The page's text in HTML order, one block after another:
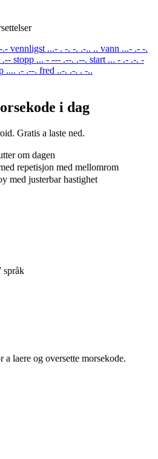
.- vennligst ...- . -. -. .-.. .. vann ...- .- -.
.-- stopp ... - --- .--. .--. start ... - .- .-. -
.... .- .--. fred ..-. .-. . -..
i dag
Gratis a laste ned.
om dagen
repetisjon med mellomrom
med justerbar hastighet
språk
laere og oversette morsekode.